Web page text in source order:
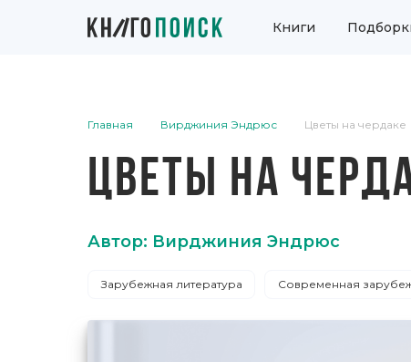
Книги
Главная Вирджиния Эндрюс Цветы на чердаке
ЦВЕТЫ НА
Автор: Вирджиния Эндрюс
Зарубежная литература Современная